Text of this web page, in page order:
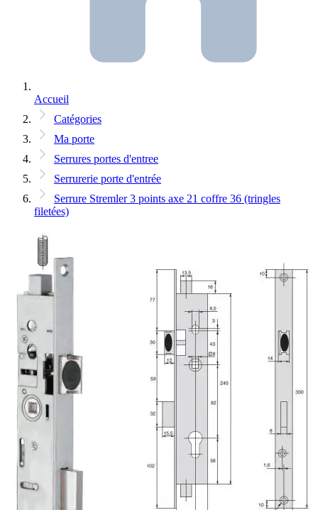
Accueil
Catégories
Ma porte
Serrures portes d'entree
Serrurerie porte d'entrée
Serrure Stremler 3 points axe 21 coffre 36 (tringles
filetées)